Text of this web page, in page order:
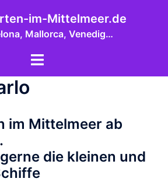
im-Mittelmeer.de
Mallorca, Venedig…
Menü
im Mittelmeer ab
die kleinen und